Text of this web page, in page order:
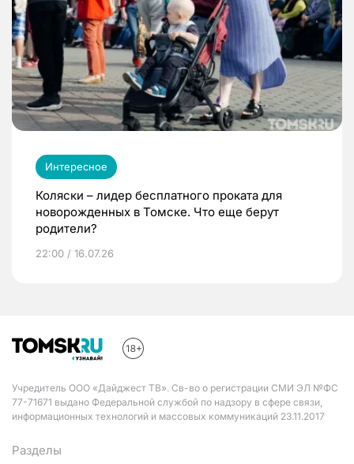
Интересное
Коляски – лидер бесплатного проката для
новорожденных в Томске. Что еще берут
родители?
22:00 / 16.07.26
Учредитель ООО «Дайджест ТВ». Св-во о регистрации СМИ ЭЛ №ФС
77-71671 выдано Федеральной службой по надзору в сфере связи,
информационных технологий и массовых коммуникаций 23.11.2017
Разделы